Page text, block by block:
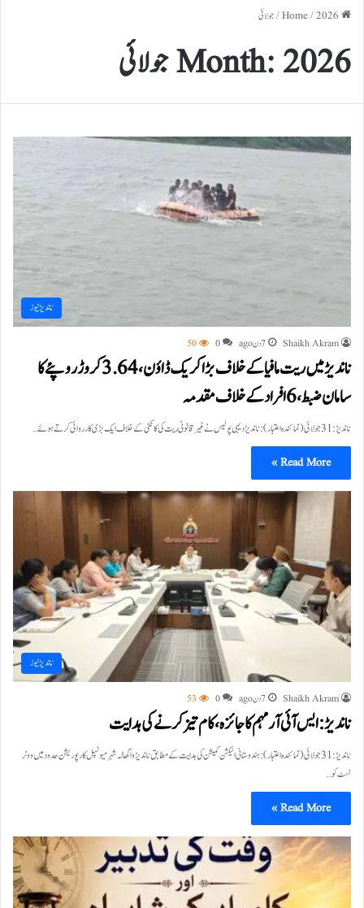
/2026
/جولائی
Month:2026 جولائی
ناندیڑ نیوز
Shaikh Akram 7 دن ago 0
50
ناندیڑ میں ریت مافیا کے خلاف بڑا کریک ڈاؤن، 3.64 کروڑ روپئے کا
سامان ضبط، 6 افراد کے خلاف مقدمہ
ناندیڑ: 31 جولائی(نمائندہ اعتبار): ناندیڑ دیہی پولیس نے غیر قانونی ریت کی کانکنی کے خلاف ایک بڑی کارروائی کرتے ہوئے…
Read More »
ناندیڑ نیوز
Shaikh Akram 7 دن ago 0
53
ناندیڑ: ایس آئی آر مہم کا جائزہ، کام تیز کرنے کی ہدایت
ناندیڑ: 31 جولائی(نمائندہ اعتبار): ہندوستانی الیکشن کمیشن کی ہدایت کے مطابق ناندیڑواگھالہ شہر میونسپل کارپوریشن حدود میں ووٹر
لسٹ کو…
Read More »